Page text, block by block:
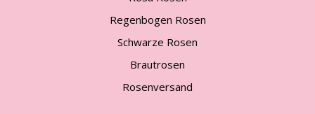
Regenbogen Rosen
Schwarze Rosen
Brautrosen
Rosenversand